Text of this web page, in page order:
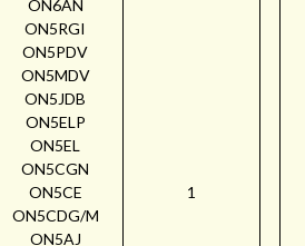
ON6AN
ON5RGI
ON5PDV
ON5MDV
ON5JDB
ON5ELP
ON5EL
ON5CGN
ON5CE
ON5CDG/M
ON5AJ
1